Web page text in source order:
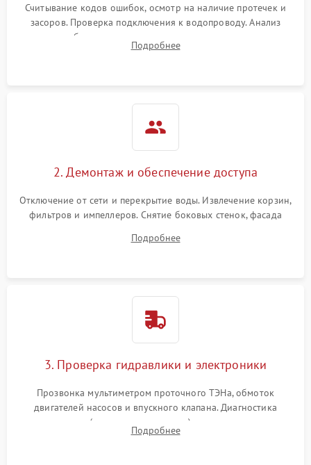
Считывание кодов ошибок, осмотр на наличие протечек и
засоров. Проверка подключения к водопроводу. Анализ
жалоб на отсутствие слива, нагрева, вращения
разбрызгивателей или срабатывание системы защиты
Подробнее
2. Демонтаж и обеспечение доступа
Отключение от сети и перекрытие воды. Извлечение корзин,
фильтров и импеллеров. Снятие боковых стенок, фасада
циркуляционному насосу, ТЭНу и сливной помпе.
Подробнее
3. Проверка гидравлики и электроники
Прозвонка мультиметром проточного ТЭНа, обмоток
двигателей насосов и впускного клапана. Диагностика
прессостата (датчика уровня воды), датчика мутности,
концевика дверцы и электронного модуля управления.
Подробнее